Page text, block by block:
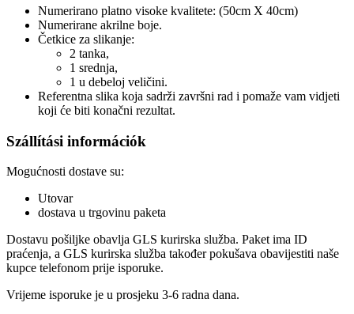
Numerirano platno visoke kvalitete: (50cm X 40cm)
Numerirane akrilne boje.
Četkice za slikanje:
2 tanka,
1 srednja,
1 u debeloj veličini.
Referentna slika koja sadrži završni rad i pomaže vam vidjeti
koji će biti konačni rezultat.
Szállítási információk
Mogućnosti dostave su:
Utovar
dostava u trgovinu paketa
Dostavu pošiljke obavlja GLS kurirska služba. Paket ima ID
praćenja, a GLS kurirska služba također pokušava obavijestiti naše
kupce telefonom prije isporuke.
Vrijeme isporuke je u prosjeku 3-6 radna dana.